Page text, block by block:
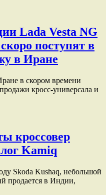
Lada Vesta NG
поступят в
в Иране
в скором времени
кросс-универсала и
кроссовер
Kamiq
Skoda Kushaq, небольшой
продается в Индии,